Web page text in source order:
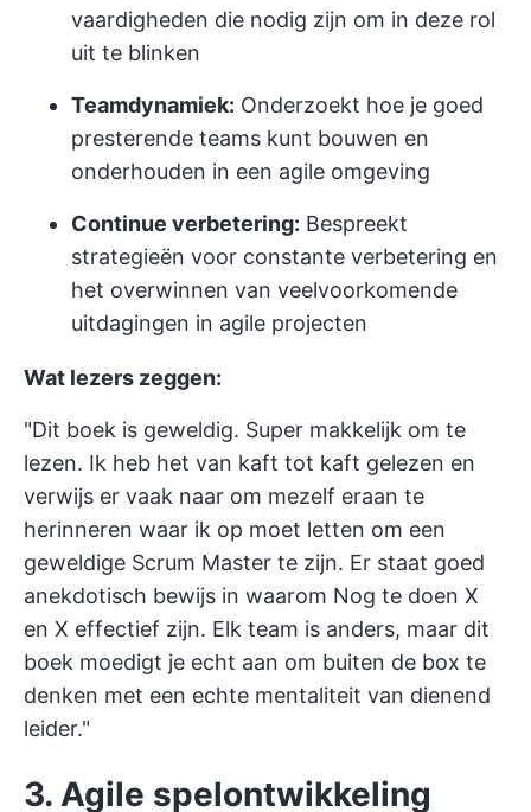
vaardigheden die nodig zijn om in deze rol
uit te blinken
Teamdynamiek: Onderzoekt hoe je goed
presterende teams kunt bouwen en
onderhouden in een agile omgeving
Continue verbetering: Bespreekt
strategieën voor constante verbetering en
het overwinnen van veelvoorkomende
uitdagingen in agile projecten
Wat lezers zeggen:
"Dit boek is geweldig. Super makkelijk om te
lezen. Ik heb het van kaft tot kaft gelezen en
verwijs er vaak naar om mezelf eraan te
herinneren waar ik op moet letten om een
geweldige Scrum Master te zijn. Er staat goed
anekdotisch bewijs in waarom Nog te doen X
en X effectief zijn. Elk team is anders, maar dit
boek moedigt je echt aan om buiten de box te
denken met een echte mentaliteit van dienend
leider."
3. Agile spelontwikkeling